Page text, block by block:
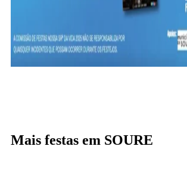
Mais festas em SOURE